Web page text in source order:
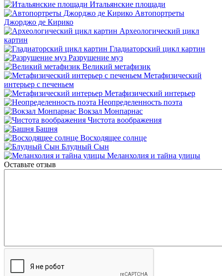
Итальянские площади
Автопортреты
Джорджо де Кирико
Археологический цикл
картин
Гладиаторский цикл картин
Разрушение муз
Великий метафизик
Метафизический
интерьер с печеньем
Метафизический интерьер
Неопределенность поэта
Вокзал Монпарнас
Чистота воображения
Башня
Восходящее солнце
Блудный Сын
Меланхолия и тайна улицы
Оставьте отзыв